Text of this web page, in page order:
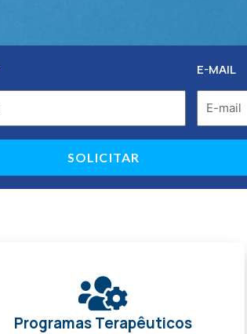
E-MAIL
SOLICITAR
Programas Terapêuticos